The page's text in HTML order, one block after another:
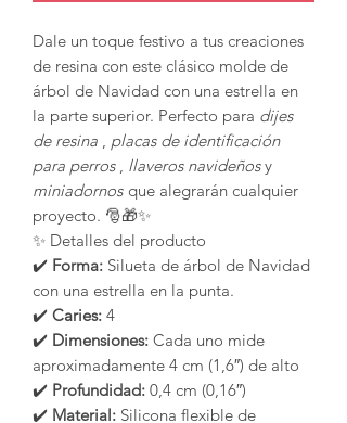
Dale un toque festivo a tus creaciones
de resina con este clásico molde de
árbol de Navidad con una estrella en
la parte superior. Perfecto para dijes
de resina , placas de identificación
para perros, llaveros navideñosy
miniadornos que alegrarán cualquier
proyecto. 🎅🎁✨
✨ Detalles del producto
✔️ Forma: Silueta de árbol de Navidad
con una estrella en la punta.
✔️ Caries: 4
✔️ Dimensiones: Cada uno mide
aproximadamente 4 cm (1,6″) de alto
✔️ Profundidad: 0,4 cm (0,16″)
✔️ Material: Silicona flexible de